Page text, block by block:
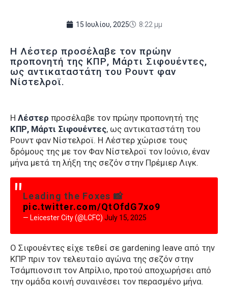
15 Ιουλίου, 2025 8:22 μμ
Η Λέστερ προσέλαβε τον πρώην
προπονητή της ΚΠΡ, Μάρτι Σιφουέντες,
ως αντικαταστάτη του Ρουντ φαν
Νίστελροϊ.
Η Λέστερ προσέλαβε τον πρώην προπονητή της
ΚΠΡ, Μάρτι Σιφουέντες, ως αντικαταστάτη του
Ρουντ φαν Νίστελροϊ. Η Λέστερ χώρισε τους
δρόμους της με τον Φαν Νίστελροϊ τον Ιούνιο, έναν
μήνα μετά τη λήξη της σεζόν στην Πρέμιερ Λιγκ.
Leading the Foxes 📸
pic.twitter.com/QtOfdG7xo9
— Leicester City (@LCFC)July 15, 2025
Ο Σιφουέντες είχε τεθεί σε gardening leave από την
ΚΠΡ πριν τον τελευταίο αγώνα της σεζόν στην
Τσάμπιονσιπ τον Απρίλιο, προτού αποχωρήσει από
την ομάδα κοινή συναινέσει τον περασμένο μήνα.